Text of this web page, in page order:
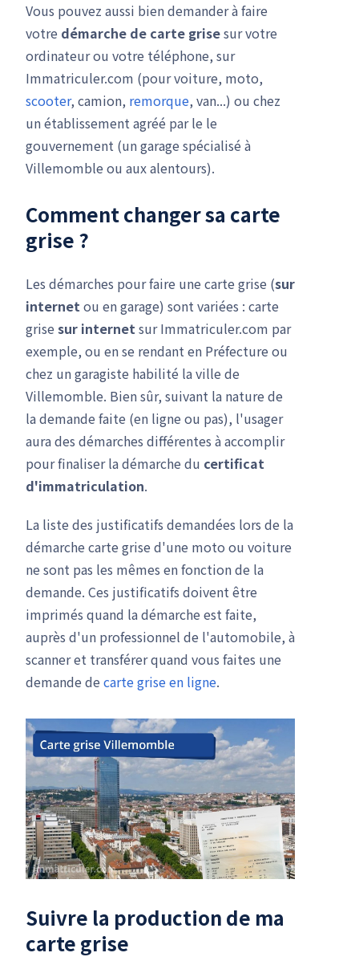
Vous pouvez aussi bien demander à faire
votre démarche de carte grisesur votre
ordinateur ou votre téléphone, sur
Immatriculer.com (pour voiture, moto,
scooter, camion, remorque, van...) ou chez
un établissement agréé par le le
gouvernement (un garage spécialisé à
Villemomble ou aux alentours).
Comment changer sa carte
grise ?
Les démarches pour faire une carte grise (sur
internetou en garage) sont variées : carte
grise sur internetsur Immatriculer.com par
exemple, ou en se rendant en Préfecture ou
chez un garagiste habilité la ville de
Villemomble. Bien sûr, suivant la nature de
la demande faite (en ligne ou pas), l'usager
aura des démarches différentes à accomplir
pour finaliser la démarche du certificat
d'immatriculation.
La liste des justificatifs demandées lors de la
démarche carte grise d'une moto ou voiture
ne sont pas les mêmes en fonction de la
demande. Ces justificatifs doivent être
imprimés quand la démarche est faite,
auprès d'un professionnel de l'automobile, à
scanner et transférer quand vous faites une
demande de carte grise en ligne.
Suivre la production de ma
carte grise